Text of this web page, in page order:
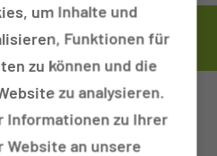
von A-Z
Pathologie
um Inhalte und
Funktionen für
zu können und die
zu analysieren.
Informationen zu Ihrer
Website an unsere